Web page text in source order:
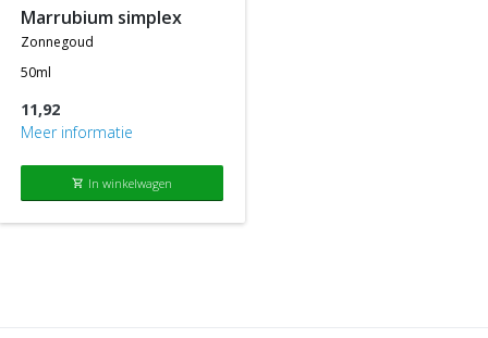
marrubium simplex
zonnegoud
50ml
11,92
Meer informatie
shopping_cart In winkelwagen